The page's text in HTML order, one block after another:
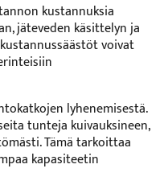
kustannuksia
jäteveden käsittelyn ja
voivat
lyhenemisestä.
tunteja kuivauksineen,
Tämä tarkoittaa
kapasiteetin